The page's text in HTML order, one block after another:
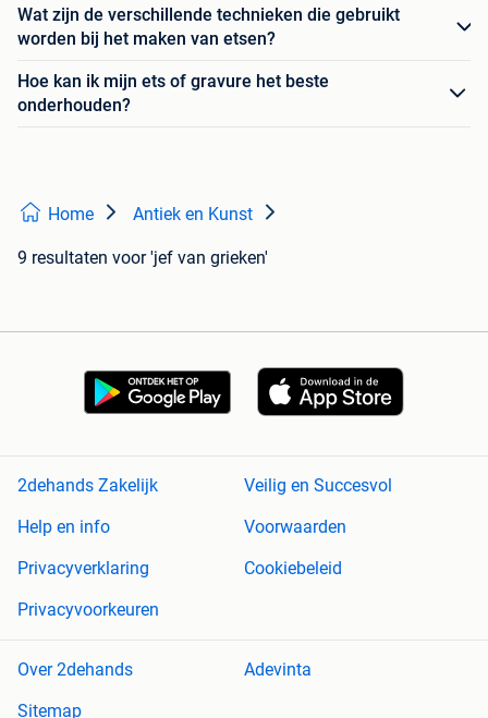
Wat zijn de verschillende technieken die gebruikt
worden bij het maken van etsen?
Hoe kan ik mijn ets of gravure het beste
onderhouden?
Home Antiek en Kunst
9 resultaten voor 'jef van grieken'
2dehands Zakelijk
Veilig en Succesvol
Help en info
Voorwaarden
Privacyverklaring
Cookiebeleid
Privacyvoorkeuren
Over 2dehands
Adevinta
Sitemap